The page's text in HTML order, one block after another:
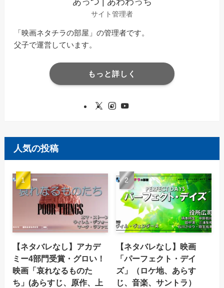
サイト管理者
「映画ネタチラの部屋」の管理者です。
父子で運営しています。
もっと詳しく
人気の投稿
【ネタバレなし】アカデ
ミー4部門受賞・グロい！
映画「哀れなるものた
ち」(あらすじ、原作、上
【ネタバレなし】映画
「パーフェクト・デイ
ズ」（ロケ地、あらす
じ、音楽、サントラ）